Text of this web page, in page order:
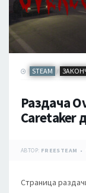
STEAM /
Раздача
Caretaker
АВТОР: FREESTEAM
Страница